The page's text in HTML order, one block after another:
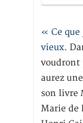
« Ce que
vieux.
voudront
aurez
son livre
Marie de